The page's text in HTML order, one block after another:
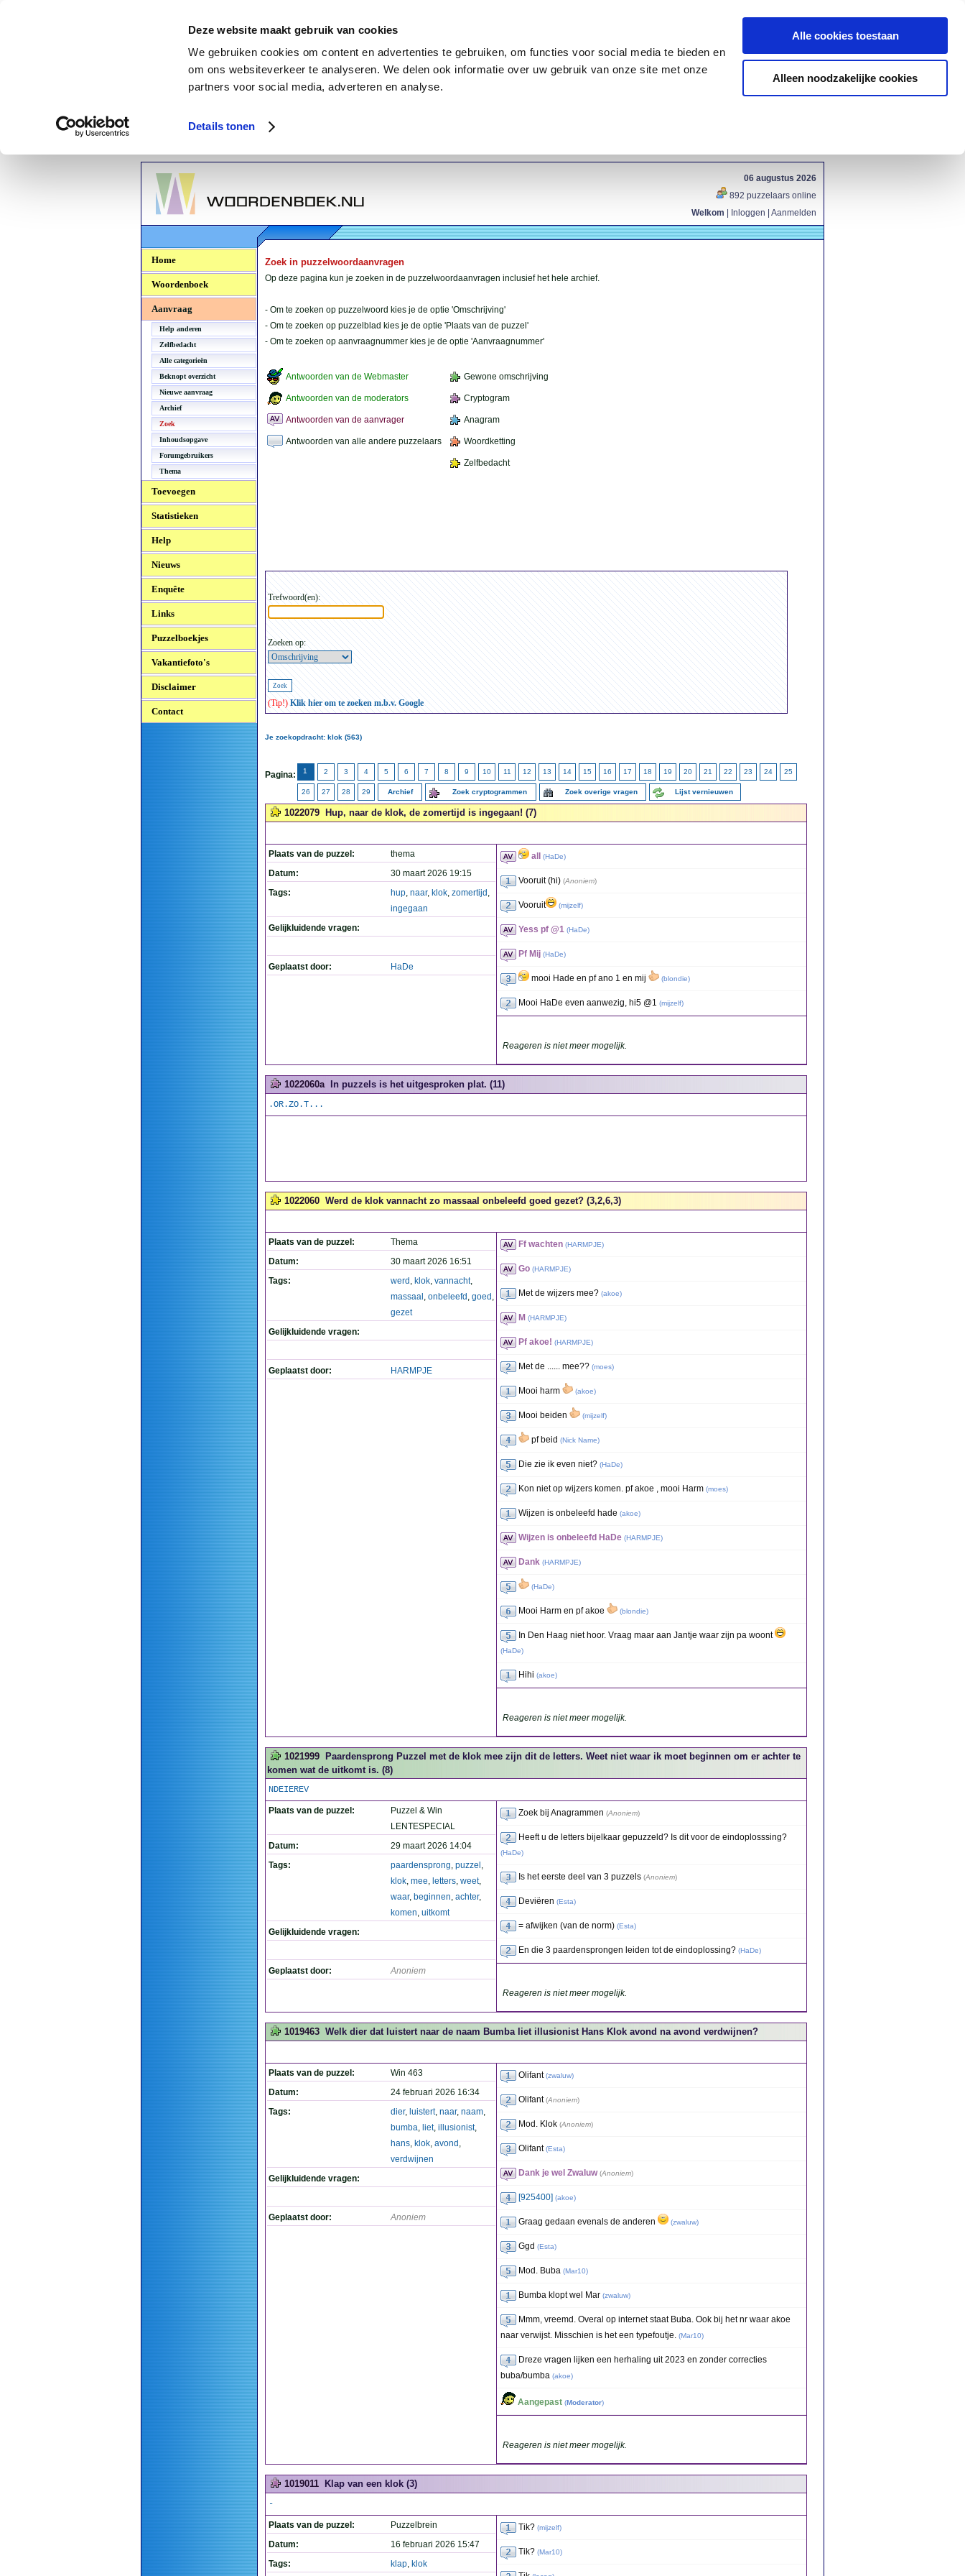
Deze website maakt gebruik van cookies
We gebruiken cookies om content en advertenties te gebruiken, om functies voor social media te bieden en
om ons websiteverkeer te analyseren. We delen ook informatie over uw gebruik van onze site met onze
partners voor social media, adverteren en analyse.
Details tonen
Alle cookies toestaan
Alleen noodzakelijke cookies
Woordenboek.NU
06 augustus 2026
892 puzzelaars online
Welkom
Inloggen Aanmelden
Home
Woordenboek
Aanvraag
Help anderen
Zelfbedacht
Alle categorieën
Beknopt overzicht
Nieuwe aanvraag
Archief
Zoek
Inhoudsopgave
Forumgebruikers
Thema
Toevoegen
Statistieken
Help
Nieuws
Enquête
Links
Puzzelboekjes
Vakantiefoto's
Disclaimer
Contact
Zoek in puzzelwoordaanvragen
Op deze pagina kun je zoeken in de puzzelwoordaanvragen inclusief het hele archief.
- Om te zoeken op puzzelwoord kies je de optie 'Omschrijving'
- Om te zoeken op puzzelblad kies je de optie 'Plaats van de puzzel'
- Om te zoeken op aanvraagnummer kies je de optie 'Aanvraagnummer'
Antwoorden van de Webmaster Gewone omschrijving
Antwoorden van de moderators Cryptogram
Antwoorden van de aanvrager Anagram
Antwoorden van alle andere puzzelaars Woordketting
Zelfbedacht
Trefwoord(en):
Zoeken op:
(Tip!) Klik hier om te zoeken m.b.v. Google
Je zoekopdracht: klok (563)
Pagina: 1 2 3 4 5 6 7 8 9 10 11 12 13 14 15 16 17 18 19 20 21 22 23 24 25
26 27 28 29 Archief Zoek cryptogrammen Zoek overige vragen Lijst vernieuwen
1022079 Hup, naar de klok, de zomertijd is ingegaan! (7)
Plaats van de puzzel:
thema
Datum:
30 maart 2026 19:15
Tags:
hup, naar, klok, zomertijd ,
ingegaan
Gelijkluidende vragen:
Geplaatst door: HaDe
all (HaDe)
Vooruit (hi) (Anoniem)
Vooruit (mijzelf)
Yess pf @1 (HaDe)
Pf Mij (HaDe)
mooi Hade en pf ano 1 en mij (blondie)
Mooi HaDe even aanwezig, hi5 @1 (mijzelf)
Reageren is niet meer mogelijk.
1022060a In puzzels is het uitgesproken plat. (11)
.OR.ZO.T...
1022060 Werd de klok vannacht zo massaal onbeleefd goed gezet? (3,2,6,3)
Plaats van de puzzel:
Thema
Datum:
30 maart 2026 16:51
Tags:
werd , klok, vannacht,
massaal , onbeleefd , goed ,
gezet
Gelijkluidende vragen:
Geplaatst door: HARMPJE
Ff wachten (HARMPJE)
Go (HARMPJE)
Met de wijzers mee? (akoe)
M (HARMPJE)
Pf akoe! (HARMPJE)
Met de ...... mee?? (moes)
Mooi harm (akoe)
Mooi beiden (mijzelf)
pf beid (Nick Name)
Die zie ik even niet? (HaDe)
Kon niet op wijzers komen. pf akoe , mooi Harm (moes)
Wijzen is onbeleefd hade (akoe)
Wijzen is onbeleefd HaDe (HARMPJE)
Dank (HARMPJE)
(HaDe)
Mooi Harm en pf akoe (blondie)
In Den Haag niet hoor. Vraag maar aan Jantje waar zijn pa woont
(HaDe)
Hihi (akoe)
Reageren is niet meer mogelijk.
1021999
Paardensprong Puzzel met de klok mee zijn dit de letters. Weet niet waar ik moet beginnen om er achter te
komen wat de uitkomt is. (8)
NDEIEREV
Plaats van de puzzel:
Puzzel & Win
LENTESPECIAL
Datum:
29 maart 2026 14:04
Tags:
paardensprong, puzzel ,
klok, mee, letters, weet,
waar, beginnen, achter,
komen, uitkomt
Gelijkluidende vragen:
Geplaatst door: Anoniem
Zoek bij Anagrammen (Anoniem)
Heeft u de letters bijelkaar gepuzzeld? Is dit voor de eindoplosssing?
(HaDe)
Is het eerste deel van 3 puzzels (Anoniem)
Deviëren (Esta)
= afwijken (van de norm) (Esta)
En die 3 paardensprongen leiden tot de eindoplossing? (HaDe)
Reageren is niet meer mogelijk.
1019463 Welk dier dat luistert naar de naam Bumba liet illusionist Hans Klok avond na avond verdwijnen?
Plaats van de puzzel:
Win 463
Datum:
24 februari 2026 16:34
Tags:
dier, luistert, naar, naam,
bumba, liet, illusionist,
hans, klok, avond ,
verdwijnen
Gelijkluidende vragen:
Geplaatst door: Anoniem
Olifant (zwaluw)
Olifant (Anoniem)
Mod. Klok (Anoniem)
Olifant (Esta)
Dank je wel Zwaluw (Anoniem)
[925400] (akoe)
Graag gedaan evenals de anderen (zwaluw)
Ggd (Esta)
Mod. Buba (Mar10)
Bumba klopt wel Mar (zwaluw)
Mmm, vreemd. Overal op internet staat Buba. Ook bij het nr waar akoe
naar verwijst. Misschien is het een typefoutje. (Mar10)
Dreze vragen lijken een herhaling uit 2023 en zonder correcties
buba/bumba (akoe)
Aangepast (Moderator)
Reageren is niet meer mogelijk.
1019011 Klap van een klok (3)
-
Plaats van de puzzel:
Puzzelbrein
Datum:
16 februari 2026 15:47
Tags:
klap, klok
Tik? (mijzelf)
Tik? (Mar10)